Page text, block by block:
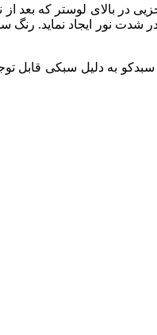
شدت نور ایجاد نماید. رنگ
به دلیل سبکی قابل